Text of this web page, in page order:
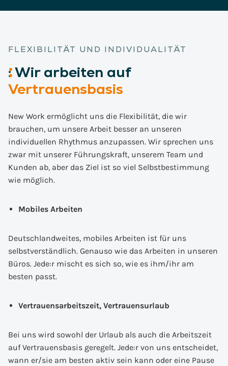
FLEXIBILITÄT UND INDIVIDUALITÄT
:Wirarbeiten auf
Vertrauensbasis
New Work ermöglicht uns die Flexibilität, die wir
brauchen, um unsere Arbeit besser an unseren
individuellen Rhythmus anzupassen. Wir sprechen uns
zwar mit unserer Führungskraft, unserem Team und
Kunden ab, aber das Ziel ist so viel Selbstbestimmung
wie möglich.
Mobiles Arbeiten
Deutschlandweites, mobiles Arbeiten ist für uns
selbstverständlich. Genauso wie das Arbeiten in unseren
Büros. Jede:r mischt es sich so, wie es ihm/ihr am
besten passt.
Vertrauensarbeitszeit, Vertrauensurlaub
Bei uns wird sowohl der Urlaub als auch die Arbeitszeit
auf Vertrauensbasis geregelt. Jede:r von uns entscheidet,
wann er/sie am besten aktiv sein kann oder eine Pause